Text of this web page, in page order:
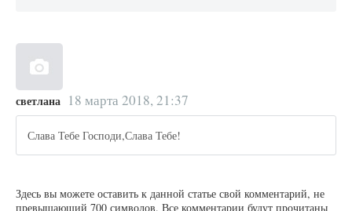
светлана 18 марта 2018, 21:37
Слава Тебе Господи,Слава Тебе!
Здесь вы можете оставить к данной статье свой комментарий, не
превышающий 700 символов. Все комментарии будут прочитаны